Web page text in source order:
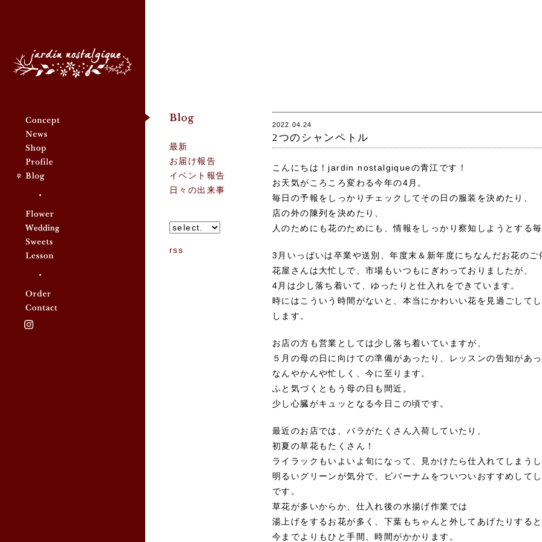
Jardin nostalgique - ジ
ャルダン ノスタルジック
最新
お届け報告
イベント報告
日々の出来事
rss
2022.04.24
2つのシャンペトル
こんにちは！jardin nostalgiqueの青江です！
お天気がころころ変わる今年の4月。
毎日の予報をしっかりチェックしてその日の服装を決めたり、
店の外の陳列を決めたり、
人のためにも花のためにも、情報をしっかり察知しようとする毎
3月いっぱいは卒業や送別、年度末＆新年度にちなんだお花のご
花屋さんは大忙しで、市場もいつもにぎわっておりましたが、
4月は少し落ち着いて、ゆったりと仕入れをできています。
時にはこういう時間がないと、本当にかわいい花を見過ごして
します。
お店の方も営業としては少し落ち着いていますが、
５月の母の日に向けての準備があったり、レッスンの告知があ
なんやかんや忙しく、今に至ります。
ふと気づくともう母の日も間近。
少し心臓がキュッとなる今日この頃です。
最近のお店では、バラがたくさん入荷していたり、
初夏の草花もたくさん！
ライラックもいよいよ旬になって、見かけたら仕入れてしまうし
明るいグリーンが気分で、ビバーナムをついついおすすめして
です。
草花が多いからか、仕入れ後の水揚げ作業では
湯上げをするお花が多く、下葉もちゃんと外してあげたりすると
今までよりもひと手間、時間がかかります。